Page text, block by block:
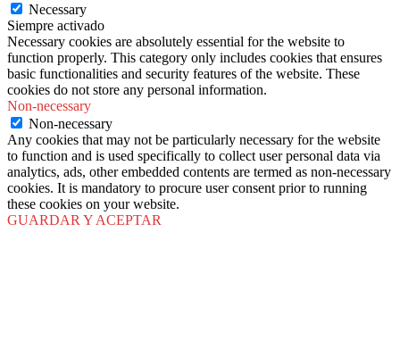
Necessary
Siempre activado
Necessary cookies are absolutely essential for the website to
function properly. This category only includes cookies that ensures
basic functionalities and security features of the website. These
cookies do not store any personal information.
Non-necessary
Non-necessary
Any cookies that may not be particularly necessary for the website
to function and is used specifically to collect user personal data via
analytics, ads, other embedded contents are termed as non-necessary
cookies. It is mandatory to procure user consent prior to running
these cookies on your website.
GUARDAR Y ACEPTAR